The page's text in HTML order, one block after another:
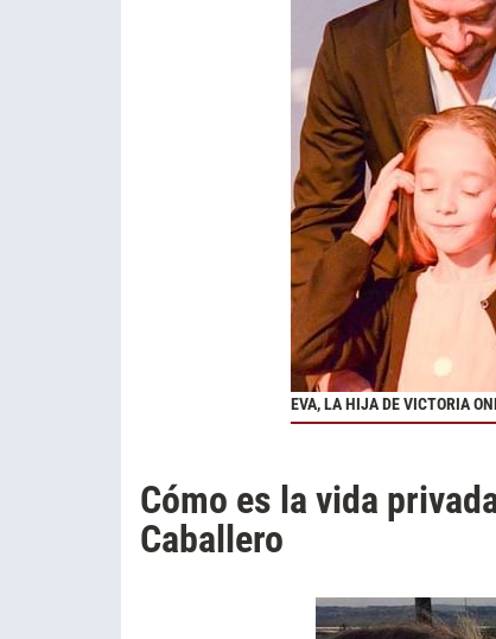
EVA, LA HIJA DE VICTORIA
Cómo es la vida
Caballero